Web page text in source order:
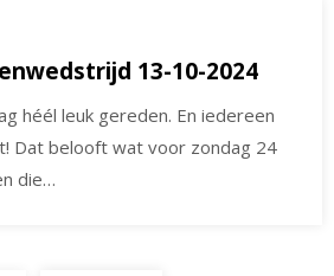
13-10-2024
héél leuk gereden. En iedereen
Dat belooft wat voor zondag 24
die…